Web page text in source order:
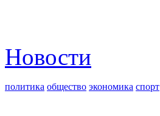
Новости
политика общество экономика спорт